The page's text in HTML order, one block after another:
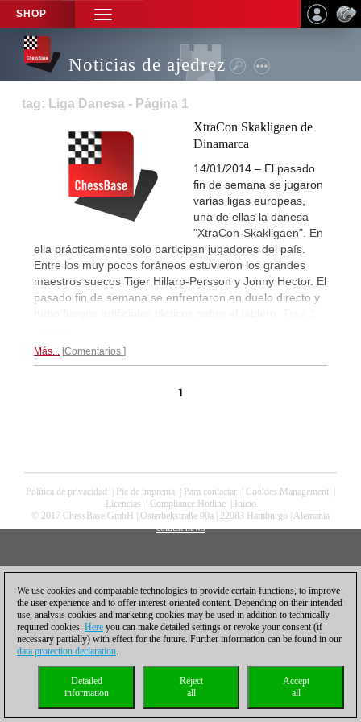
SHOP
TOGGLE
NAVIGATION
Noticias de ajedrez
tag: Liga Danesa - Página 1
XtraCon Skakligaen de
Dinamarca
14/01/2014 – El pasado
fin de semana se jugaron
varias ligas europeas,
una de ellas la danesa
"XtraCon-Skakligaen". En
ella prácticamente solo participan jugadores del país.
Entre los muy pocos foráneos estuvieron los grandes
maestros suecos Tiger Hillarp-Persson y Jonny Hector. El
pasado fin de semana se enfrentaron en duelo directo y
Más... Comentarios
1
Política de privacidad Pie de imprenta Para contactar Cookies Management
Licencias
Compliance Hotline|
Inicio
© 2017 ChessBase GmbH | Osterbekstraße 90a | 22083 Hamburgo | Alemania
coldest news
We use cookies and comparable technologies to provide certain functions, to improve
the user experience and to offer interest-oriented content. Depending on their intended
use, analysis cookies and marketing cookies may be used in addition to technically
required cookies. Here you can make detailed settings or revoke your consent (if
necessary partially) with effect for the future. Further information can be found in our
data protection declaration.
Accept
all
Reject
all
Detailed
information